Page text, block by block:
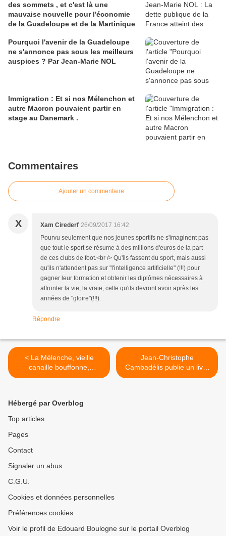
des sommets , et c'est là une
mauvaise nouvelle pour l'économie
de la Guadeloupe et de la Martinique
Pourquoi l'avenir de la Guadeloupe
ne s'annonce pas sous les meilleurs
auspices ? Par Jean-Marie NOL
Immigration : Et si nos Mélenchon et
autre Macron pouvaient partir en
stage au Danemark .
Commentaires
Ajouter un commentaire
X Xam Cirederf 26/09/2017 16:42
Pourvu seulement que nos jeunes sportifs ne s'imaginent pas
que tout le sport se résume à des millions d'euros de la part
de ces clubs de foot.<br /> Qu'ils fassent du sport, mais aussi
qu'ils n'attendent pas sur "l'intelligence artificielle" (!!!) pour
gagner leur formation et obtenir les diplômes nécessaires à
affronter la vie, la vraie, celle qu'ils devront avoir après les
années de "gloire"(!!!).
Répondre
< La Mélenche, vieille
canaille bouffonne,
menteuse, tricheuse et
Jean-Christophe
Cambadélis publie un livre
qui déshonore la gauche, et
Hébergé par Overblog
Top articles
Pages
Contact
Signaler un abus
C.G.U.
Cookies et données personnelles
Préférences cookies
Voir le profil de Edouard Boulogne sur le portail Overblog